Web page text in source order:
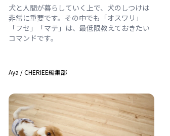
犬と人間が暮らしていく上で、犬のしつけは
非常に重要です。その中でも「オスワリ」
「フセ」「マテ」は、最低限教えておきたい
コマンドです。
Aya /CHERIEE編集部